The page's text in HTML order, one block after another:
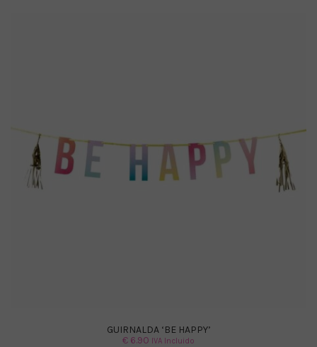
GUIRNALDA ‘BE HAPPY’
€ 6.90 IVA Incluido